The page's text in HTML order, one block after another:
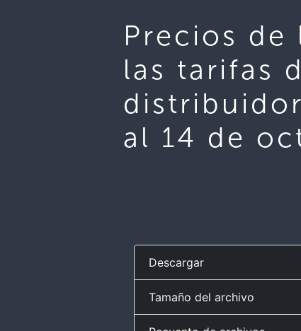
Precios de
las tarifas
al 14 de
Descargar
Tamaño del archivo